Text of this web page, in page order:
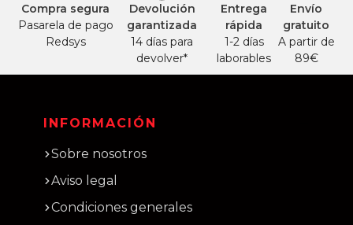
Compra segura
Pasarela de pago
Redsys
Devolución
garantizada
14 días para
devolver*
Entrega
rápida
1-2 días
laborables
Envío
gratuito
A partir de
89€
INFORMACIÓN
Sobre nosotros
Aviso legal
Condiciones generales